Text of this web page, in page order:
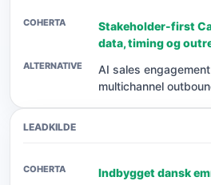
Stakeholder-first
data, timing og
AI sales
multichannel
LEADKILDE
Indbygget dansk